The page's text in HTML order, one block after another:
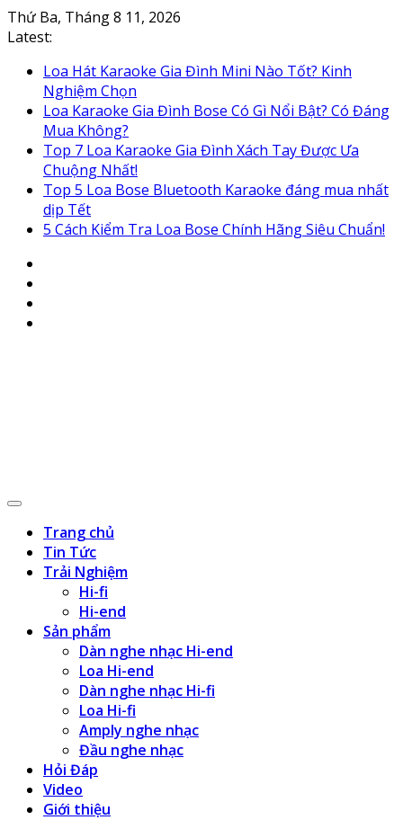
Skip
to
Thứ Ba, Tháng 8 11, 2026
Latest:
Loa Hát Karaoke Gia Đình Mini Nào Tốt? Kinh
Nghiệm Chọn
Loa Karaoke Gia Đình Bose Có Gì Nổi Bật? Có Đáng
Mua Không?
Top 7 Loa Karaoke Gia Đình Xách Tay Được Ưa
Chuộng Nhất!
Top 5 Loa Bose Bluetooth Karaoke đáng mua nhất
dịp Tết
5 Cách Kiểm Tra Loa Bose Chính Hãng Siêu Chuẩn!
Trang chủ
Tin Tức
Trải Nghiệm
Hi-fi
Hi-end
Sản phẩm
Dàn nghe nhạc Hi-end
Loa Hi-end
Dàn nghe nhạc Hi-fi
Loa Hi-fi
Amply nghe nhạc
Đầu nghe nhạc
Hỏi Đáp
Video
Giới thiệu